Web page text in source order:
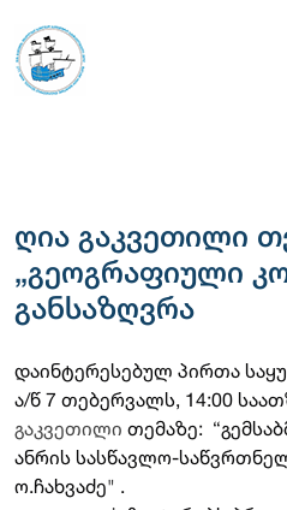
ღია გაკვეთილი
„გეოგრაფიული
განსაზღვრა
დაინტერესებულ პირთა
ა/წ 7 თებერვალს, 14:00
გაკვეთილი თემაზე:
ანრის სასწავლო-საწვრთნელ
ო.ჩახვაძე" .